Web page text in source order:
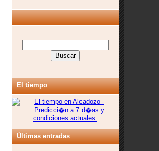
El tiempo
Últimas entradas